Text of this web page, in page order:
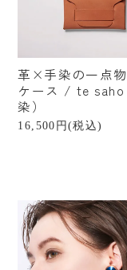
革×手染の一点
ケース / te saho
染）
16,500円(税込)